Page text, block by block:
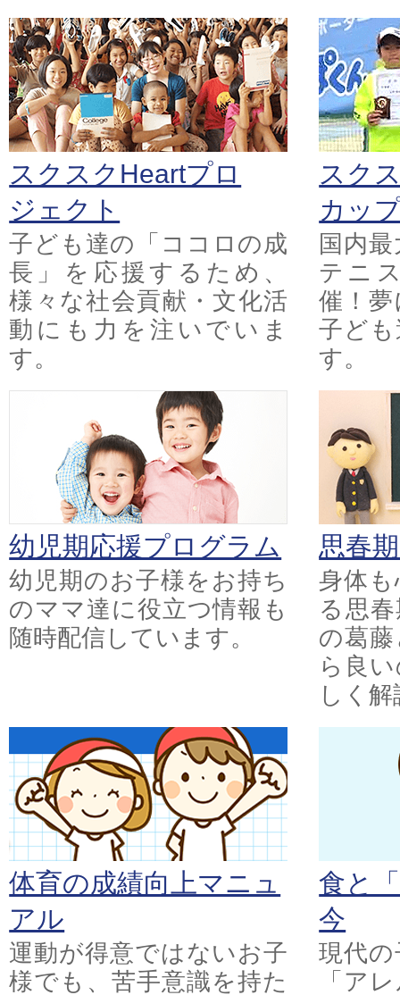
スクスクHeartプロ
ジェクト
子ども達の「ココロの成
長」を応援するため、
様々な社会貢献・文化活
動にも力を注いでいま
す。
スク
カッ
国内
テニ
催！
子ど
す。
幼児期応援プログラム
幼児期のお子様をお持ち
のママ達に役立つ情報も
随時配信しています。
思春
身体
る思
の葛
ら良
しく
体育の成績向上マニュ
アル
運動が得意ではないお子
様でも、苦手意識を持た
食と
今
現代
「ア